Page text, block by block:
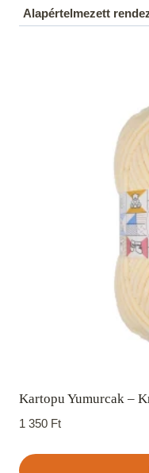
Kartopu Yumurcak –
1 350 Ft